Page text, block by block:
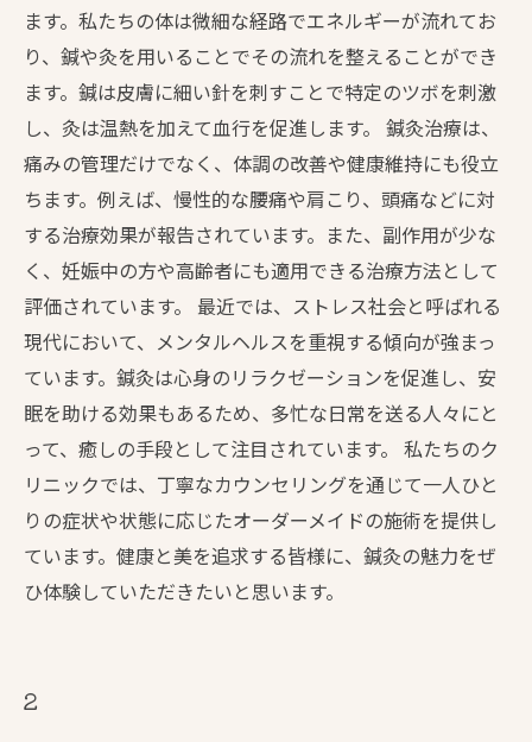
ます。私たちの体は微細な経路でエネルギーが流れてお
り、鍼や灸を用いることでその流れを整えることができ
ます。鍼は皮膚に細い針を刺すことで特定のツボを刺激
し、灸は温熱を加えて血行を促進します。 鍼灸治療は、
痛みの管理だけでなく、体調の改善や健康維持にも役立
ちます。例えば、慢性的な腰痛や肩こり、頭痛などに対
する治療効果が報告されています。また、副作用が少な
く、妊娠中の方や高齢者にも適用できる治療方法として
評価されています。 最近では、ストレス社会と呼ばれる
現代において、メンタルヘルスを重視する傾向が強まっ
ています。鍼灸は心身のリラクゼーションを促進し、安
眠を助ける効果もあるため、多忙な日常を送る人々にと
って、癒しの手段として注目されています。 私たちのク
リニックでは、丁寧なカウンセリングを通じて一人ひと
りの症状や状態に応じたオーダーメイドの施術を提供し
ています。健康と美を追求する皆様に、鍼灸の魅力をぜ
ひ体験していただきたいと思います。
2